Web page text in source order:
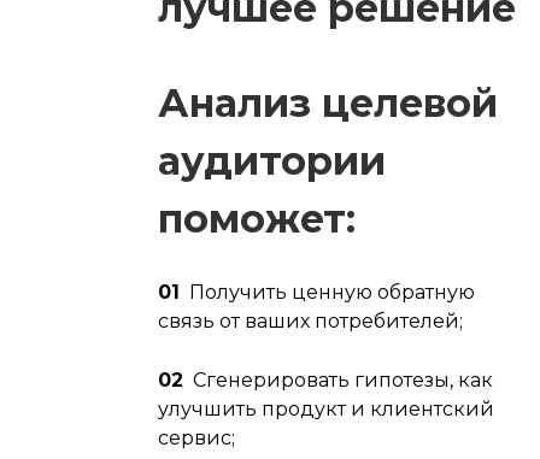
Анализ целевой
аудитории
поможет:
01 Получить ценную обратную
связь от ваших потребителей;
02 Сгенерировать гипотезы, как
улучшить продукт и клиентский
сервис;